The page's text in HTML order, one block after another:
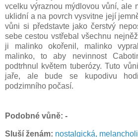
vcelku výraznou mýdlovou vůní, ale
uklidní a na povrch vysvitne její
vůni si představte jako čerstvý
sebe cestou vstřebal všechnu
ji malinko okořenil, malinko
malinko, to aby nevinnost
podtrhnul květem tuberózy. Tuto
jaře, ale bude se kupodivu
podzimního počasí.
Podobné vůně: -
Sluší ženám: nostalgická,